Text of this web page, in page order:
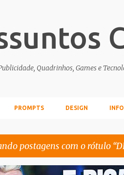
Quadrinhos, Games e
PROMPTS DESIGN
postagens com o rótulo